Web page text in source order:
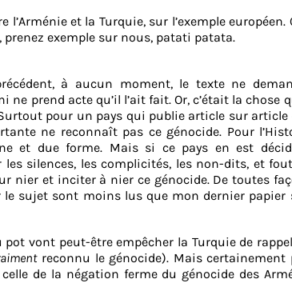
et la Turquie, sur l’exemple européen.
prenez exemple sur nous, patati patata.
à aucun moment, le texte ne
prend acte qu’il l’ait fait. Or, c’était la chose
pour un pays qui publie article sur
ne reconnaît pas ce génocide. Pour
et due forme. Mais si ce pays en est
silences, les complicités, les non-dits, et
nier et inciter à nier ce génocide. De toutes
le sujet sont moins lus que mon dernier papier
vont peut-être empêcher la Turquie de
reconnu le génocide). Mais certainement
de la négation ferme du génocide des